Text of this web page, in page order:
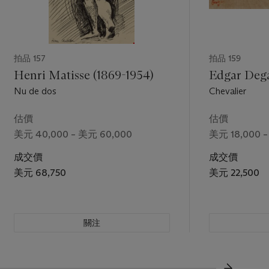
拍品 157
Henri Matisse (1869-1954)
Nu de dos
估價
美元 40,000 – 美元 60,000
成交價
美元 68,750
關注
拍品 159
Edgar
Chevalier
估價
美元 18,000
成交價
美元 22,500